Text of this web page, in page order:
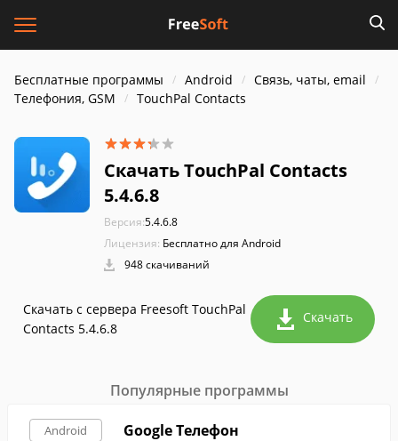
Бесплатные программы Android
Связь, чаты, email
Телефония, GSM
TouchPal Contacts
Скачать TouchPal Contacts
5.4.6.8
Версия:5.4.6.8
Лицензия: Бесплатно для Android
948 скачиваний
Скачать с сервера Freesoft TouchPal
Contacts 5.4.6.8
Скачать
Популярные программы
Android Google Телефон